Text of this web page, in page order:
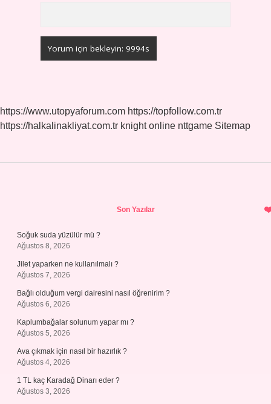
https://www.utopyaforum.com https://topfollow.com.tr
https://halkalinakliyat.com.tr knight online nttgame Sitemap
Son Yazılar
Soğuk suda yüzülür mü ?
Ağustos 8, 2026
Jilet yaparken ne kullanılmalı ?
Ağustos 7, 2026
Bağlı olduğum vergi dairesini nasıl öğrenirim ?
Ağustos 6, 2026
Kaplumbağalar solunum yapar mı ?
Ağustos 5, 2026
Ava çıkmak için nasıl bir hazırlık ?
Ağustos 4, 2026
1 TL kaç Karadağ Dinarı eder ?
Ağustos 3, 2026